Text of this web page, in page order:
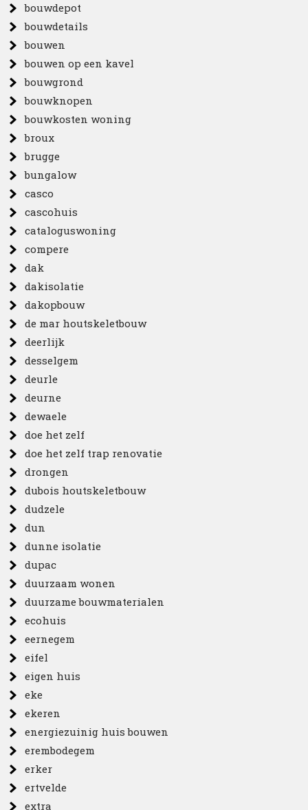
bouwdepot
bouwdetails
bouwen
bouwen op een kavel
bouwgrond
bouwknopen
bouwkosten woning
broux
brugge
bungalow
casco
cascohuis
cataloguswoning
compere
dak
dakisolatie
dakopbouw
de mar houtskeletbouw
deerlijk
desselgem
deurle
deurne
dewaele
doe het zelf
doe het zelf trap renovatie
drongen
dubois houtskeletbouw
dudzele
dun
dunne isolatie
dupac
duurzaam wonen
duurzame bouwmaterialen
ecohuis
eernegem
eifel
eigen huis
eke
ekeren
energiezuinig huis bouwen
erembodegem
erker
ertvelde
extra